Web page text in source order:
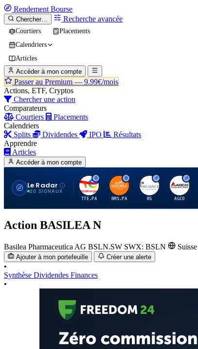
Rendement Bourse
Chercher… Recherche avancée
Courtiers
Placements
Calendriers
Articles
Accéder à mon compte
Passer au Premium — 9.99€/mois
Actions, ETF, Cryptos
Chercher une action
Comparateurs
Courtiers
Placements
Calendriers
Splits
Dividendes IPO
Résultats
Apprendre
Articles
Accéder à mon compte
Le Radar
20 SIGNAUX
T
TTE.PA
H
RMS.PA
R
RS
A
AGCO
Action BASILEA N
Basilea Pharmaceutica AG BSLN.SW SWX: BSLN Suisse
Ajouter à mon portefeuille Créer une alerte
•
Synthèse Dividendes Finances
•